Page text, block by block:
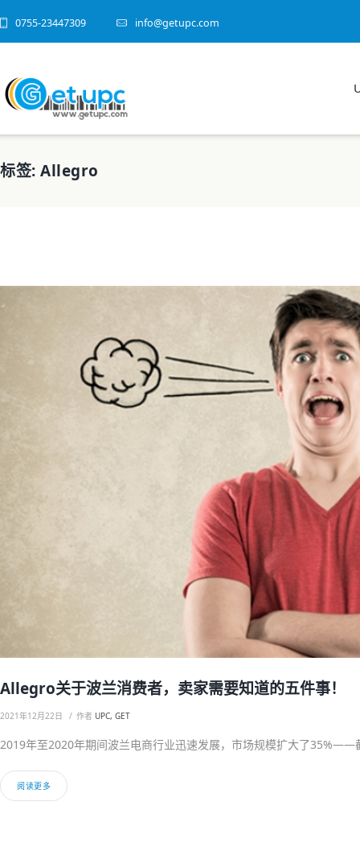
0755-23447309 info@getupc.com
标签: Allegro
Allegro关于波兰消费者，卖家需要知道的五件事！
2021年12月22日 作者 UPC, GET
2019年至2020年期间波兰电商行业迅速发展，市场规模扩大了35%——
阅读更多